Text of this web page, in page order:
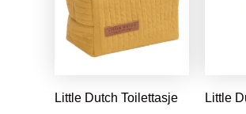
Little Dutch Toilettasje
Little